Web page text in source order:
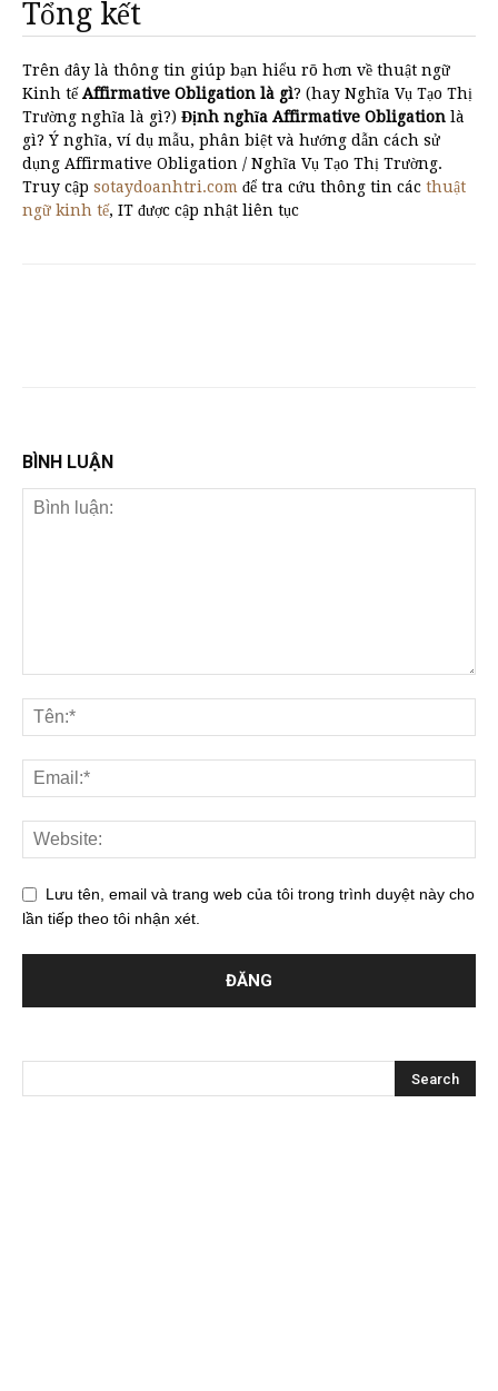
Tổng kết
Trên đây là thông tin giúp bạn hiểu rõ hơn về thuật ngữ
Kinh tếAffirmative Obligation là gì? (hay Nghĩa Vụ Tạo Thị
Trường nghĩa là gì?) Định nghĩa Affirmative Obligation là
gì? Ý nghĩa, ví dụ mẫu, phân biệt và hướng dẫn cách sử
dụng Affirmative Obligation / Nghĩa Vụ Tạo Thị Trường.
Truy cập sotaydoanhtri.com để tra cứu thông tin các thuật
ngữ kinh tế, IT được cập nhật liên tục
BÌNH LUẬN
Lưu tên, email và trang web của tôi trong trình duyệt này cho
lần tiếp theo tôi nhận xét.